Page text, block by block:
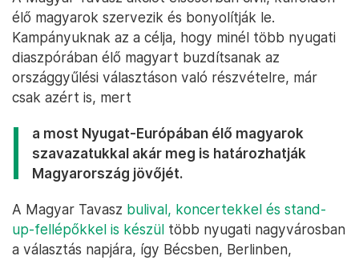
élő magyarok szervezik és bonyolítják le.
Kampányuknak az a célja, hogy minél több nyugati
diaszpórában élő magyart buzdítsanak az
országgyűlési választáson való részvételre, már
csak azért is, mert
a most Nyugat-Európában élő magyarok
szavazatukkal akár meg is határozhatják
Magyarország jövőjét.
A Magyar Tavasz bulival, koncertekkel és stand-
up-fellépőkkel is készül több nyugati nagyvárosban
a választás napjára, így Bécsben, Berlinben,